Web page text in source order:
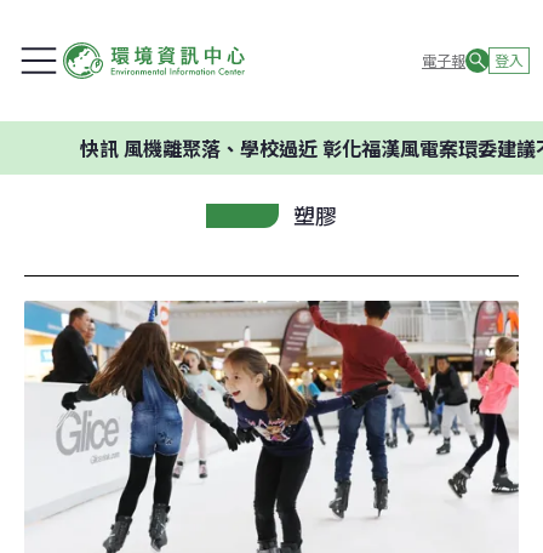
電子報 登入
風機離聚落、學校過近 彰化福漢風電案環委建議不應開發
塑膠